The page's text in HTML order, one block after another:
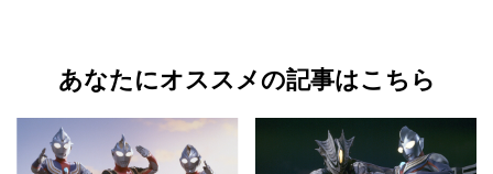
あなたにオススメの記事はこちら